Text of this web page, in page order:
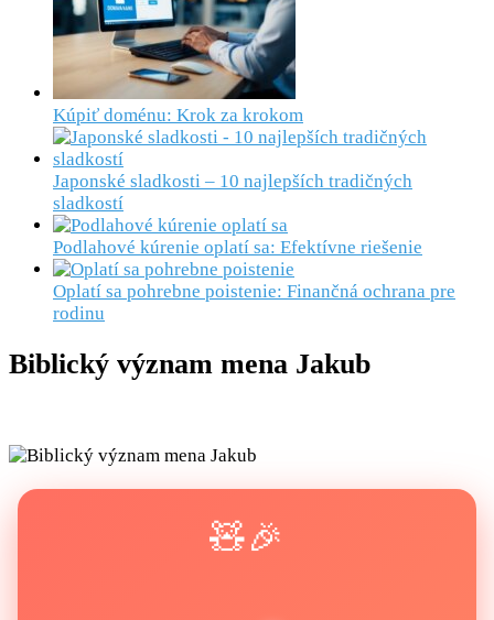
Kúpiť doménu: Krok za krokom
Japonské sladkosti – 10 najlepších tradičných
sladkostí
Podlahové kúrenie oplatí sa: Efektívne riešenie
Oplatí sa pohrebne poistenie: Finančná ochrana pre
rodinu
Biblický význam mena Jakub
🧸🎉